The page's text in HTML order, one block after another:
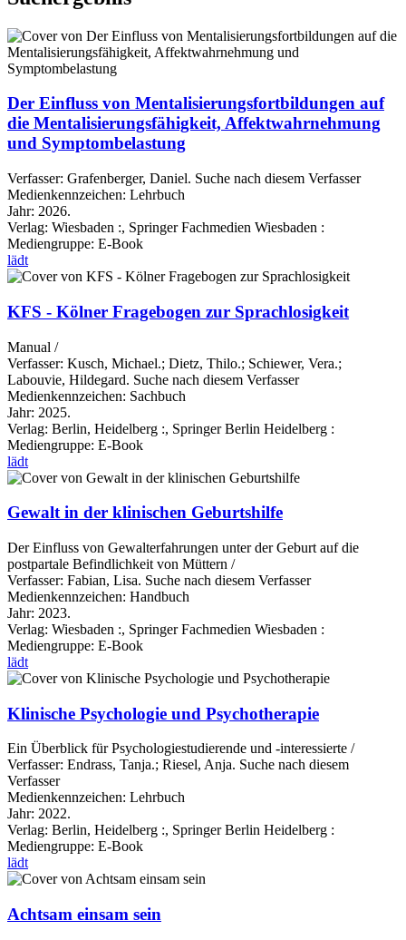
Der Einfluss von Mentalisierungsfortbildungen auf
die Mentalisierungsfähigkeit, Affektwahrnehmung
und Symptombelastung
Verfasser: Grafenberger, Daniel. Suche nach diesem Verfasser
Medienkennzeichen: Lehrbuch
Jahr: 2026.
Verlag: Wiesbaden :, Springer Fachmedien Wiesbaden :
Mediengruppe: E-Book
lädt
KFS - Kölner Fragebogen zur Sprachlosigkeit
Manual /
Verfasser: Kusch, Michael.; Dietz, Thilo.; Schiewer, Vera.;
Labouvie, Hildegard. Suche nach diesem Verfasser
Medienkennzeichen: Sachbuch
Jahr: 2025.
Verlag: Berlin, Heidelberg :, Springer Berlin Heidelberg :
Mediengruppe: E-Book
lädt
Gewalt in der klinischen Geburtshilfe
Der Einfluss von Gewalterfahrungen unter der Geburt auf die
postpartale Befindlichkeit von Müttern /
Verfasser: Fabian, Lisa. Suche nach diesem Verfasser
Medienkennzeichen: Handbuch
Jahr: 2023.
Verlag: Wiesbaden :, Springer Fachmedien Wiesbaden :
Mediengruppe: E-Book
lädt
Klinische Psychologie und Psychotherapie
Ein Überblick für Psychologiestudierende und -interessierte /
Verfasser: Endrass, Tanja.; Riesel, Anja. Suche nach diesem
Verfasser
Medienkennzeichen: Lehrbuch
Jahr: 2022.
Verlag: Berlin, Heidelberg :, Springer Berlin Heidelberg :
Mediengruppe: E-Book
lädt
Achtsam einsam sein